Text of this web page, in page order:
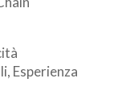
Esperienza